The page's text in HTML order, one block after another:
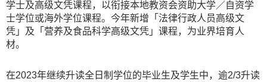
学士及高级文凭课程，以衔接本地教资会资助大学／自资学
士学位或海外学位课程。今年新增「法律行政人员高级文
凭」及「营养及食品科学高级文凭」课程，为业界培育人
材。
在2023年继续升读全日制学位的毕业生及学生中，逾2/3升读